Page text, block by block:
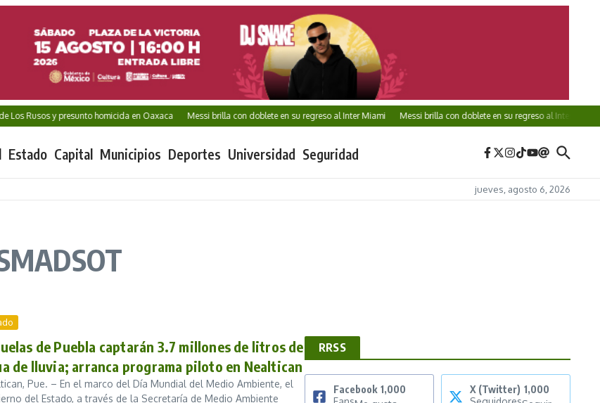
Los Rusos y presunto homicida en Oaxaca Messi brilla con doblete en su regreso al Inter Miami Messi brilla con doblete en su regreso al Inter Miami
Estado Capital Municipios Deportes Universidad Seguridad
jueves, agosto 6, 2026
de Puebla captarán 3.7 millones de litros de
de lluvia; arranca programa piloto en Nealtican
Pue. – En el marco del Día Mundial del Medio Ambiente, el
del Estado, a través de la Secretaría de Medio Ambiente
RRSS
Facebook 1,000
X (Twitter) 1,000